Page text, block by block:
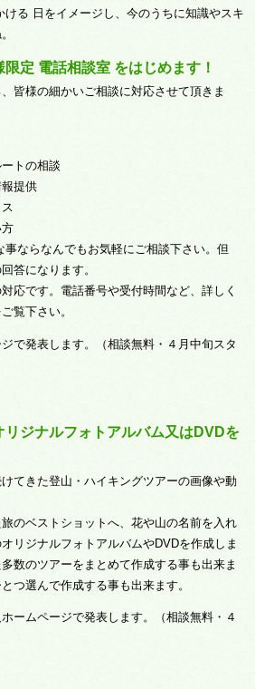
ける 日をイメージし、今のうちに知識やスキ
限定 電話相談室 をはじめます！
皆様の細かいご相談に対応させて頂きま
トの相談
報提供
方
事ならなんでもお気軽にご相談下さい。但
答になります。
応です。電話番号や受付時間など、詳しく
覧下さい。
で発表します。（相談無料・４月中旬スタ
リジナルフォトアルバム又はDVDを
てきた登山・ハイキングツアーの画像や動
のベストショットへ、花や山の名前を入れ
リジナルフォトアルバムやDVDを作成しま
数のツアーをまとめて作成する事も出来ま
つ選んで作成する事も出来ます。
ームページで発表します。（相談無料・４